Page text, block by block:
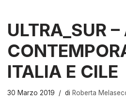
ULTRA_SUR –
ITALIA E CILE
30 Marzo 2019 di Roberta